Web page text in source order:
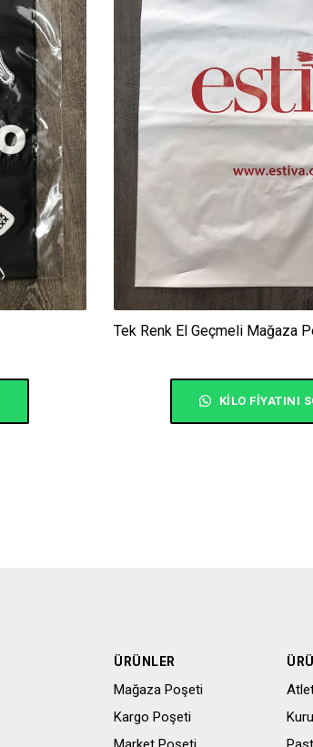
Tek Renk El Geçmeli Mağaza
KILO FIYATINI
ÜRÜNLER
Mağaza Poşeti
Kargo Poşeti